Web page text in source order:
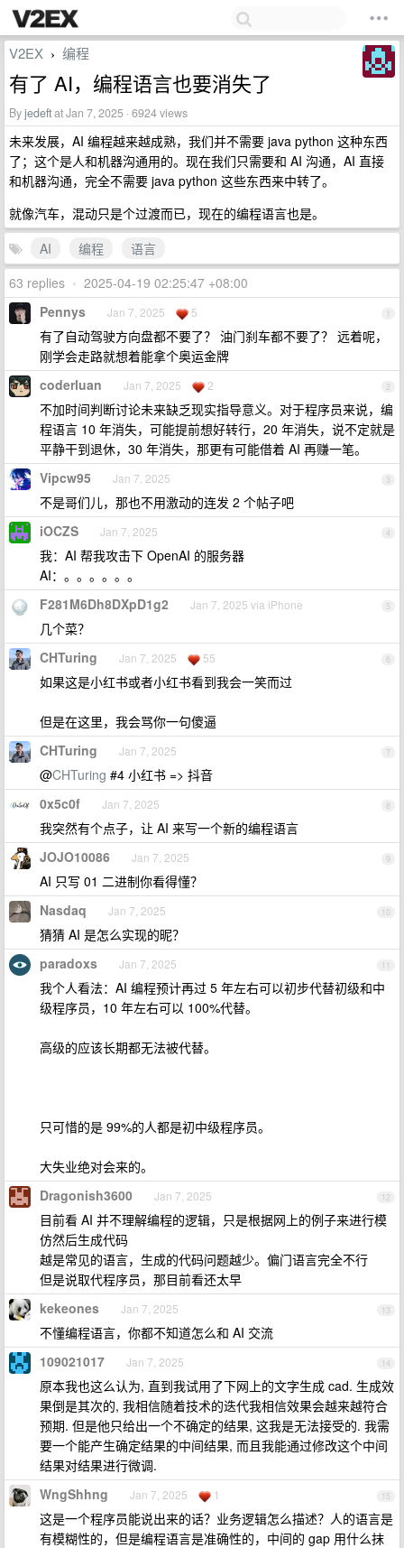
V2EX › 编程
有了 AI，编程语言也要消失了
Byjedeftat Jan 7, 2025 · 6924 views
未来发展，AI 编程越来越成熟，我们并不需要 java python 这种东西
了；这个是人和机器沟通用的。现在我们只需要和 AI 沟通，AI 直接
和机器沟通，完全不需要 java python 这些东西来中转了。
就像汽车，混动只是个过渡而已，现在的编程语言也是。
AI
编程
语言
63 replies • 2025-04-19 02:25:47 +08:00
1
Pennys Jan 7, 2025 5
有了自动驾驶方向盘都不要了？ 油门刹车都不要了？ 远着呢，
刚学会走路就想着能拿个奥运金牌
2
coderluan Jan 7, 2025 2
不加时间判断讨论未来缺乏现实指导意义。对于程序员来说，编
程语言 10 年消失，可能提前想好转行，20 年消失，说不定就是
平静干到退休，30 年消失，那更有可能借着 AI 再赚一笔。
3
Vipcw95 Jan 7, 2025
不是哥们儿，那也不用激动的连发 2 个帖子吧
4
iOCZS Jan 7, 2025
我：AI 帮我攻击下 OpenAI 的服务器
AI：。。。。。。
5
F281M6Dh8DXpD1g2 Jan 7, 2025 via iPhone
几个菜？
6
CHTuring Jan 7, 2025 55
如果这是小红书或者小红书看到我会一笑而过
但是在这里，我会骂你一句傻逼
7
CHTuring Jan 7, 2025
@CHTuring #4 小红书 => 抖音
8
0x5c0f Jan 7, 2025
我突然有个点子，让 AI 来写一个新的编程语言
9
JOJO10086 Jan 7, 2025
AI 只写 01 二进制你看得懂？
10
Nasdaq Jan 7, 2025
猜猜 AI 是怎么实现的昵？
11
paradoxs Jan 7, 2025
我个人看法：AI 编程预计再过 5 年左右可以初步代替初级和中
级程序员，10 年左右可以 100%代替。
高级的应该长期都无法被代替。
只可惜的是 99%的人都是初中级程序员。
大失业绝对会来的。
12
Dragonish3600 Jan 7, 2025
目前看 AI 并不理解编程的逻辑，只是根据网上的例子来进行模
仿然后生成代码
越是常见的语言，生成的代码问题越少。偏门语言完全不行
但是说取代程序员，那目前看还太早
13
kekeones Jan 7, 2025
不懂编程语言，你都不知道怎么和 AI 交流
14
109021017 Jan 7, 2025
原本我也这么认为, 直到我试用了下网上的文字生成 cad. 生成效
果倒是其次的, 我相信随着技术的迭代我相信效果会越来越符合
预期. 但是他只给出一个不确定的结果, 这我是无法接受的. 我需
要一个能产生确定结果的中间结果, 而且我能通过修改这个中间
结果对结果进行微调.
15
WngShhng Jan 7, 2025 1
这是一个程序员能说出来的话？业务逻辑怎么描述？人的语言是
有模糊性的，但是编程语言是准确性的，中间的 gap 用什么抹